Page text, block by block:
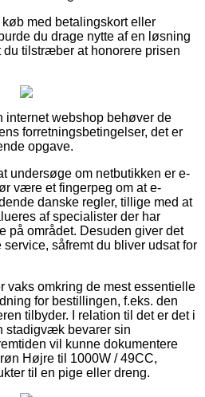
med betalingskort eller
du drage nytte af en løsning
du tilstræber at honorere prisen
internet webshop behøver de
forretningsbetingelser, det er
opgave.
undersøge om netbutikken er e-
være et fingerpeg om at e-
danske regler, tillige med at
af specialister der har
på området. Desuden giver det
såfremt du bliver udsat for
vaks omkring de mest essentielle
for bestillingen, f.eks. den
tilbyder. I relation til det er det i
stadigvæk bevarer sin
vil kunne dokumentere
Højre til 1000W / 49CC,
til en pige eller dreng.